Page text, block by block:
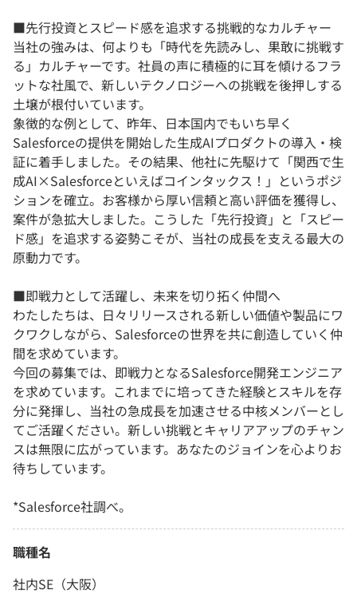
■先行投資とスピード感を追求する挑戦的なカルチャー
当社の強みは、何よりも「時代を先読みし、果敢に挑戦す
る」カルチャーです。社員の声に積極的に耳を傾けるフラ
ットな社風で、新しいテクノロジーへの挑戦を後押しする
土壌が根付いています。
象徴的な例として、昨年、日本国内でもいち早く
Salesforceの提供を開始した生成AIプロダクトの導入・検
証に着手しました。その結果、他社に先駆けて「関西で生
成AI×Salesforceといえばコインタックス！」というポジ
ションを確立。お客様から厚い信頼と高い評価を獲得し、
案件が急拡大しました。こうした「先行投資」と「スピー
ド感」を追求する姿勢こそが、当社の成長を支える最大の
原動力です。
■即戦力として活躍し、未来を切り拓く仲間へ
わたしたちは、日々リリースされる新しい価値や製品にワ
クワクしながら、Salesforceの世界を共に創造していく仲
間を求めています。
今回の募集では、即戦力となるSalesforce開発エンジニア
を求めています。これまでに培ってきた経験とスキルを存
分に発揮し、当社の急成長を加速させる中核メンバーとし
てご活躍ください。新しい挑戦とキャリアアップのチャン
スは無限に広がっています。あなたのジョインを心よりお
待ちしています。
*Salesforce社調べ。
職種名
社内SE（大阪）